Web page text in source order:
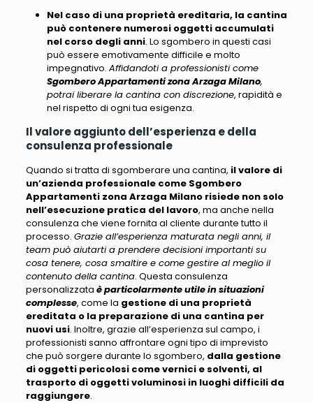
Nel caso di una proprietà ereditaria, la cantina
può contenere numerosi oggetti accumulati
nel corso degli anni. Lo sgombero in questi casi
può essere emotivamente difficile e molto
impegnativo. Affidandoti a professionisti come
Sgombero Appartamenti zona Arzaga Milano,
potrai liberare la cantina con discrezione, rapidità e
nel rispetto di ogni tua esigenza.
Il valore aggiunto dell’esperienza e della
consulenza professionale
Quando si tratta di sgomberare una cantina, il valore di
un’azienda professionale come Sgombero
Appartamenti zona Arzaga Milano risiede non solo
nell’esecuzione pratica del lavoro, ma anche nella
consulenza che viene fornita al cliente durante tutto il
processo. Grazie all’esperienza maturata negli anni, il
team può aiutarti a prendere decisioni importanti su
cosa tenere, cosa smaltire e come gestire al meglio il
contenuto della cantina. Questa consulenza
personalizzata è particolarmente utile in situazioni
complesse, come la gestione di una proprietà
ereditata o la preparazione di una cantina per
nuovi usi. Inoltre, grazie all’esperienza sul campo, i
professionisti sanno affrontare ogni tipo di imprevisto
che può sorgere durante lo sgombero, dalla gestione
di oggetti pericolosi come vernici e solventi, al
trasporto di oggetti voluminosi in luoghi difficili da
raggiungere.